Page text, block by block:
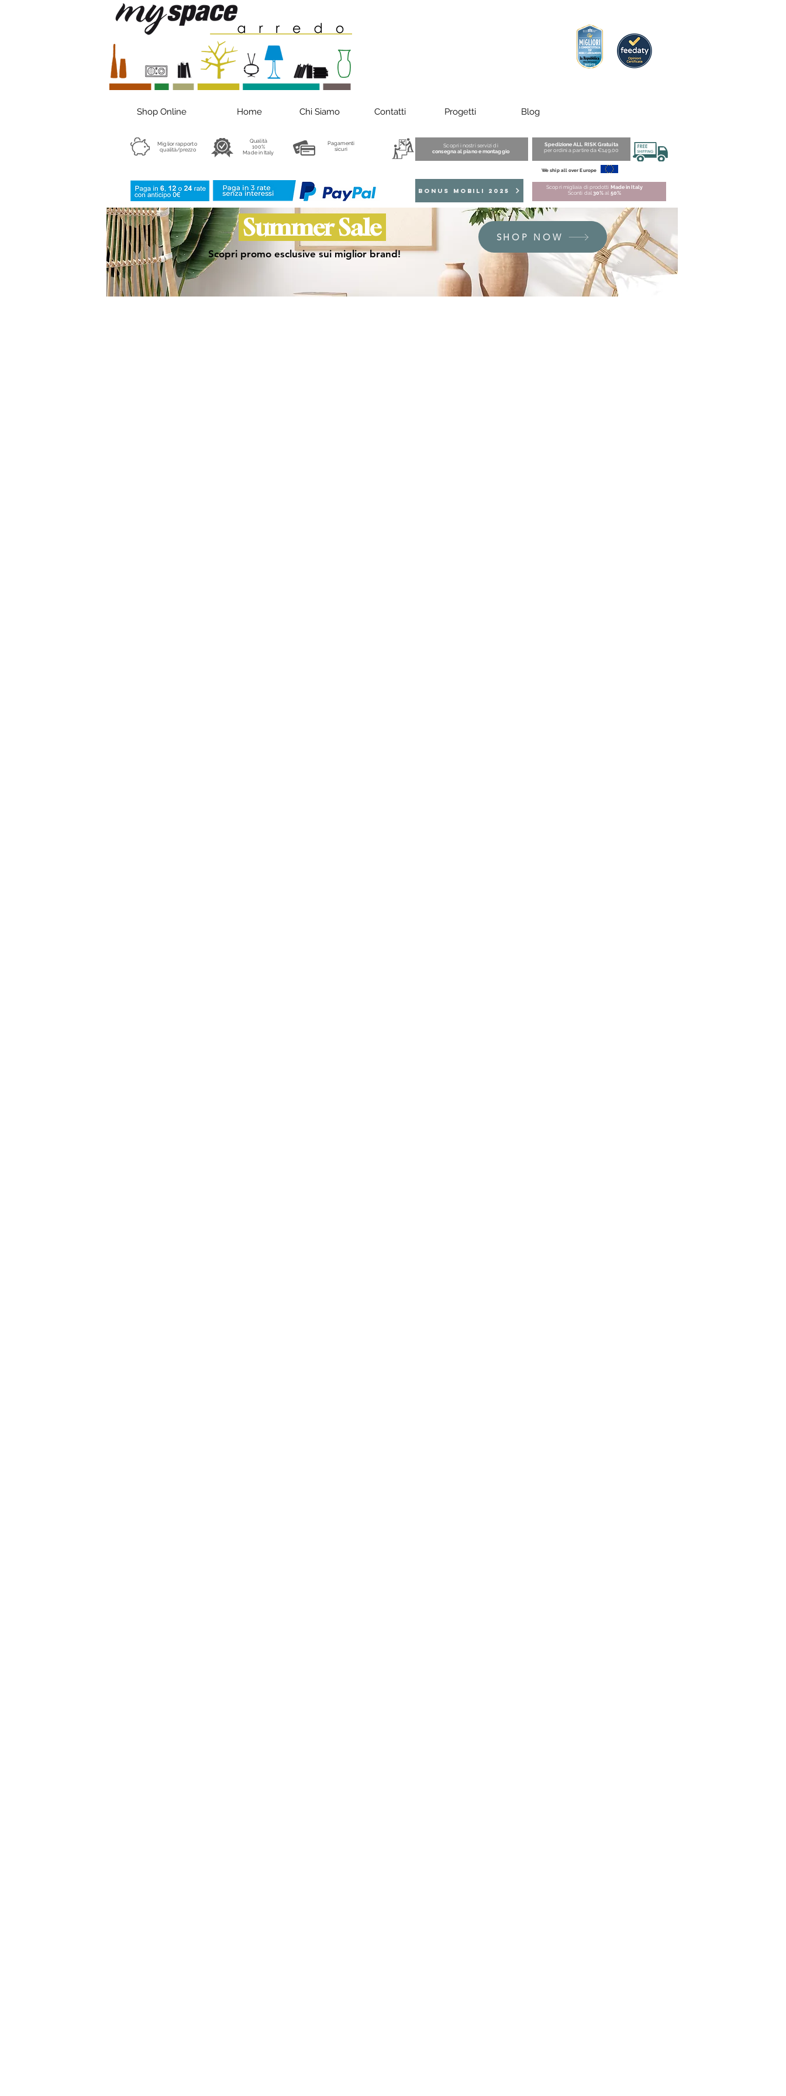
Shop Online Home Chi Siamo Contatti Progetti Blog
Miglior rapporto
qualità/prezzo
Qualità
100%
Made in Italy
Pagamenti
sicuri
Scopri i nostri servizi di
consegna al piano e montaggio
Spedizione ALL RISK Gratuita
per ordini a partire da €149,00
We ship all over Europe
BONUS MOBILI 2025 Scopri migliaia di prodotti Made in Italy
Sconti dal30% al 50%
Summer Sale
Scopri promo esclusive sui miglior brand!
SHOP NOW